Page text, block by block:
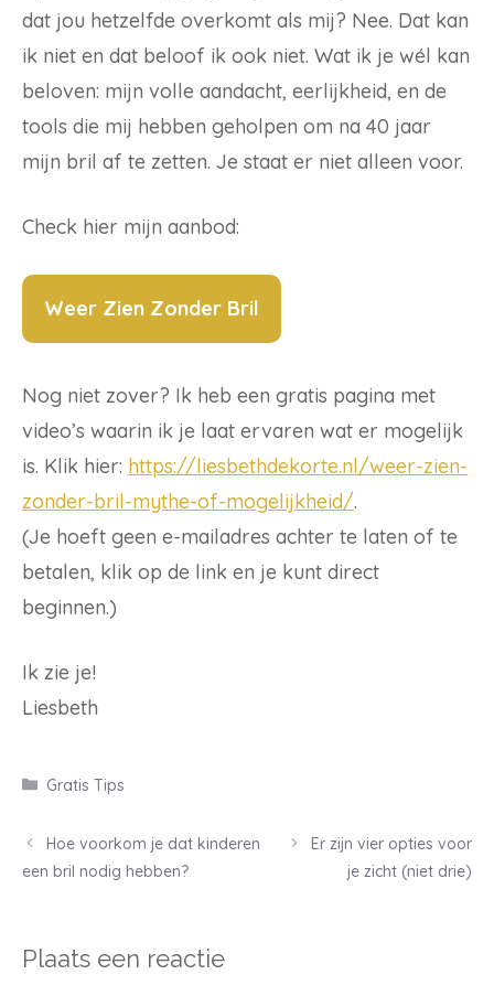
dat jou hetzelfde overkomt als mij? Nee. Dat kan
ik niet en dat beloof ik ook niet. Wat ik je wél kan
beloven: mijn volle aandacht, eerlijkheid, en de
tools die mij hebben geholpen om na 40 jaar
mijn bril af te zetten. Je staat er niet alleen voor.
Check hier mijn aanbod:
Weer Zien Zonder Bril
Nog niet zover? Ik heb een gratis pagina met
video’s waarin ik je laat ervaren wat er mogelijk
is. Klik hier: https://liesbethdekorte.nl/weer-zien-
zonder-bril-mythe-of-mogelijkheid/.
(Je hoeft geen e-mailadres achter te laten of te
betalen, klik op de link en je kunt direct
beginnen.)
Ik zie je!
Liesbeth
Categorieën
Gratis Tips
Post
navigation
Hoe voorkom je dat kinderen
een bril nodig hebben?
Er zijn vier opties voor
je zicht (niet drie)
Plaats een reactie